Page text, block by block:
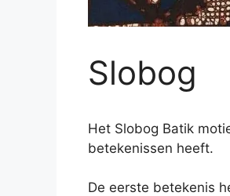
Slobog
Het Slobog Batik
betekenissen heeft.
De eerste betekenis